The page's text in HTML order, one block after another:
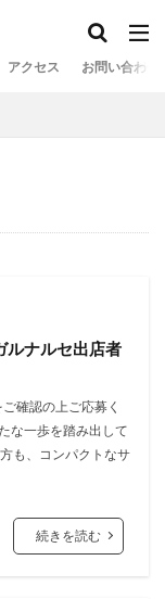
アクセス お問い合わせ
ナルセ出店者
確認の上ご応募く
な一歩を踏み出して
も、コンパクトなサ
続きを読む